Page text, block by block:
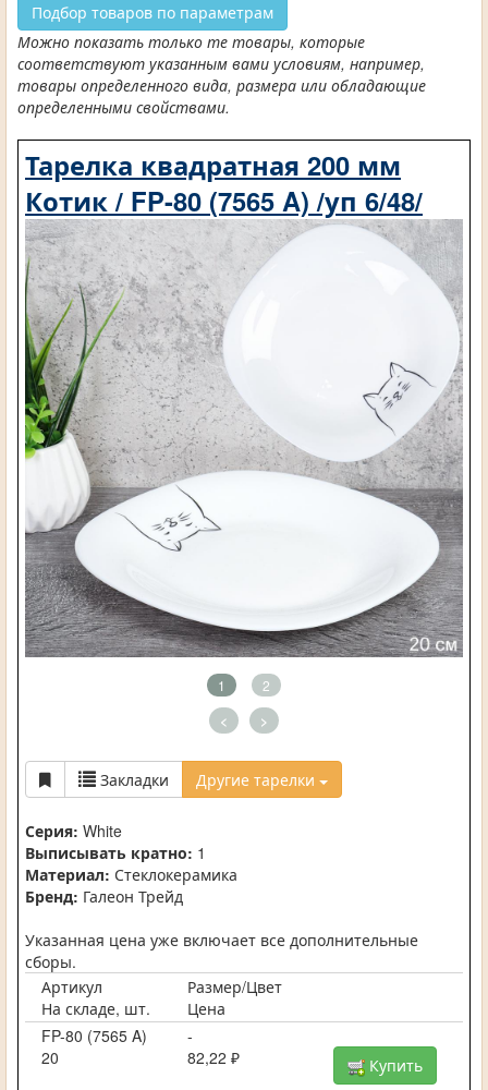
Подбор товаров по параметрам
Можно показать только те товары, которые
соответствуют указанным вами условиям, например,
товары определенного вида, размера или обладающие
определенными свойствами.
Тарелка квадратная 200 мм
Котик / FP-80 (7565 A) /уп 6/48/
1 2
< >
Закладки Другие тарелки
Серия: White
Выписывать кратно: 1
Материал: Стеклокерамика
Бренд: Галеон Трейд
Указанная цена уже включает все дополнительные
сборы.
Артикул
Размер/Цвет
На складе, шт.
Цена
FP-80 (7565 A)
-
20
82,22 ₽
Купить